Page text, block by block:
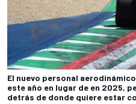
El nuevo personal
este año en lugar de en 2025,
detrás de donde quiere estar